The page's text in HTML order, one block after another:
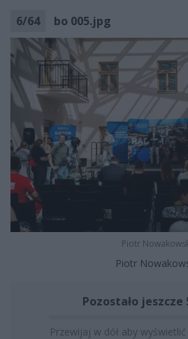
6/64 bo 005.jpg
Piotr
Piotr
Pozostało jeszcze
Przewijaj w dół aby